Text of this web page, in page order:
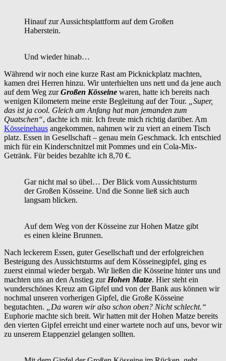
Hinauf zur Aussichtsplattform auf dem Großen
Haberstein.
Und wieder hinab…
Während wir noch eine kurze Rast am Picknickplatz machten,
kamen drei Herren hinzu. Wir unterhielten uns nett und da jene auch
auf dem Weg zurGroßen Kösseine waren, hatte ich bereits nach
wenigen Kilometern meine erste Begleitung auf der Tour.
„Super,
das ist ja cool. Gleich am Anfang hat man jemanden zum
Quatschen“, dachte ich mir. Ich freute mich richtig darüber. Am
Kösseinehaus angekommen, nahmen wir zu viert an einem Tisch
platz. Essen in Gesellschaft – genau mein Geschmack. Ich entschied
mich für ein Kinderschnitzel mit Pommes und ein Cola-Mix-
Getränk. Für beides bezahlte ich 8,70 €.
Gar nicht mal so übel… Der Blick vom Aussichtsturm
der Großen Kösseine. Und die Sonne ließ sich auch
langsam blicken.
Auf dem Weg von der Kösseine zur Hohen Matze gibt
es einen kleine Brunnen.
Nach leckerem Essen, guter Gesellschaft und der erfolgreichen
Besteigung des Aussichtsturms auf dem Kösseinegipfel, ging es
zuerst einmal wieder bergab. Wir ließen die Kösseine hinter uns und
machten uns an den Anstieg zur Hohen Matze. Hier steht ein
wunderschönes Kreuz am Gipfel und von der Bank aus können wir
nochmal unseren vorherigen Gipfel, die Große Kösseine
begutachten.
„Da waren wir also schon oben? Nicht schlecht.“
Euphorie machte sich breit. Wir hatten mit der Hohen Matze bereits
den vierten Gipfel erreicht und einer wartete noch auf uns, bevor wir
zu unserem Etappenziel gelangen sollten.